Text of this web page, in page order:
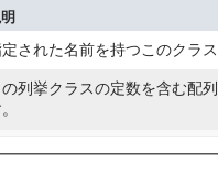
された名前を持つこのクラ
の列挙クラスの定数を含む配